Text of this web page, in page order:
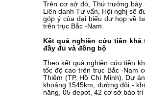
Trên cơ sở đó, Thứ trưởng bày
Liên danh Tư vấn, Hội nghị sẽ
góp ý của đại biểu dự họp về
trên trục Bắc -Nam.
Kết quả nghiên cứu tiền khả
đầy đủ và đồng bộ
Theo kết quả nghiên cứu tiền
tốc độ cao trên trục Bắc -Nam
Thiêm (TP. Hồ Chí Minh). Dự
khoảng 1545km, đường đôi -
năng, 05 depot, 42 cơ sở bảo